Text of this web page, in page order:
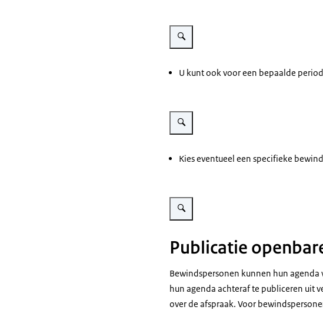
Vergroot afbeelding Agendapunten uit het
U kunt ook voor een bepaalde
Vergroot afbeelding Agendapunten uit
Kies eventueel een specifieke
Vergroot afbeelding Filter bewindspersonen
Publicatie
Bewindspersonen kunnen hun
hun agenda achteraf te publiceren uit
over de afspraak. Voor